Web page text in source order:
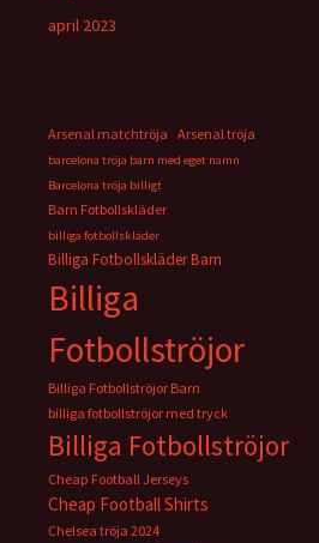
april 2023
Arsenal matchtröja Arsenal tröja
barcelona tröja barn med eget namn
Barcelona tröja billigt
Barn Fotbollskläder
billiga fotbollskläder
Billiga Fotbollskläder Barn
Billiga
Fotbollströjor
Billiga Fotbollströjor Barn
billiga fotbollströjor med tryck
Billiga Fotbollströjor
Cheap Football Jerseys
Cheap Football Shirts
Chelsea tröja 2024